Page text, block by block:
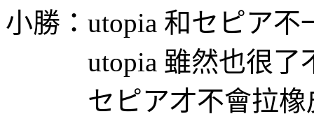
小勝：utopia 和セピア不
utopia 雖然也很了
セピア才不會拉橡